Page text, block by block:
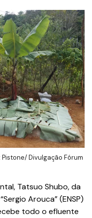
Divulgação Fórum
Tatsuo Shubo, da
Arouca” (ENSP)
todo o efluente